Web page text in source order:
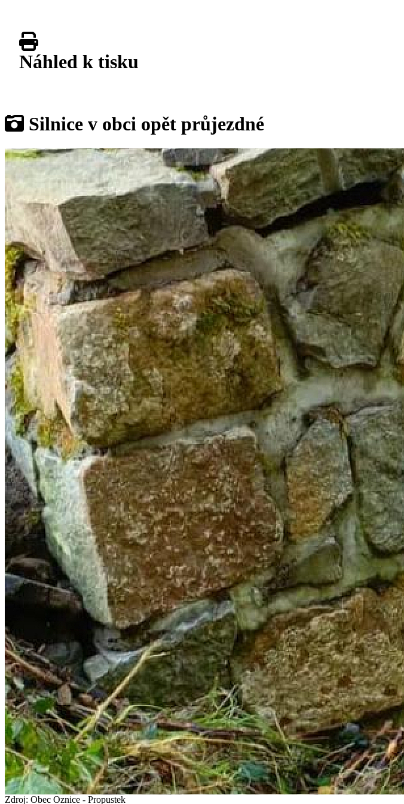
Náhled k tisku
Galerie
Silnice v obci opět průjezdné
Zdroj: Obec Oznice - Propustek